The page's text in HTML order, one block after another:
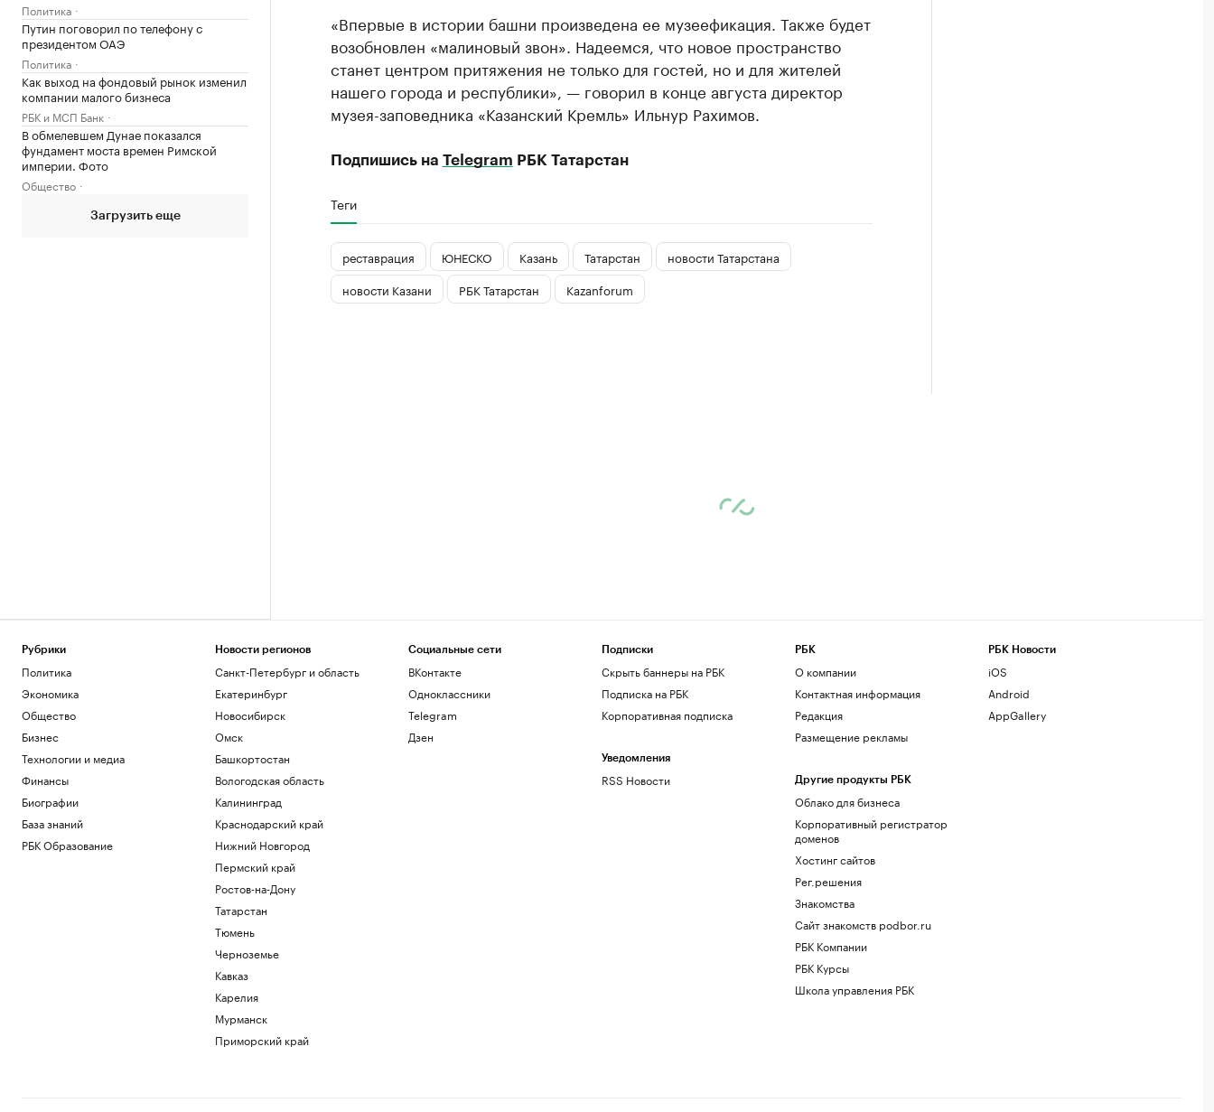
Политика
Путин поговорил по телефону с
президентом ОАЭ
Политика
Как выход на фондовый рынок изменил
компании малого бизнеса
РБК и МСП Банк
В обмелевшем Дунае показался
фундамент моста времен Римской
империи. Фото
Общество
Загрузить еще
«Впервые в истории башни произведена ее музеефикация. Также будет
возобновлен «малиновый звон». Надеемся, что новое пространство
станет центром притяжения не только для гостей, но и для жителей
нашего города и республики», — говорил в конце августа директор
музея-заповедника «Казанский Кремль» Ильнур Рахимов.
Подпишись на Telegram РБК Татарстан
Теги
реставрация ЮНЕСКО Казань Татарстан
новости Татарстана
новости Казани
РБК Татарстан Kazanforum
Рубрики
Политика
Экономика
Общество
Бизнес
Технологии и медиа
Финансы
Биографии
База знаний
РБК Образование
Новости регионов
Санкт-Петербург и область
Екатеринбург
Новосибирск
Омск
Башкортостан
Вологодская область
Калининград
Краснодарский край
Нижний Новгород
Пермский край
Ростов-на-Дону
Татарстан
Тюмень
Черноземье
Кавказ
Карелия
Мурманск
Приморский край
Социальные сети
ВКонтакте
Одноклассники
Telegram
Дзен
Подписки
Скрыть баннеры на РБК
Подписка на РБК
Корпоративная подписка
Уведомления
RSS Новости
РБК
О компании
Контактная информация
Редакция
Размещение рекламы
Другие продукты РБК
Облако для бизнеса
Корпоративный регистратор
доменов
Хостинг сайтов
Рег.решения
Знакомства
Сайт знакомств podbor.ru
РБК Компании
РБК Курсы
Школа управления РБК
РБК Новости
iOS
Android
AppGallery